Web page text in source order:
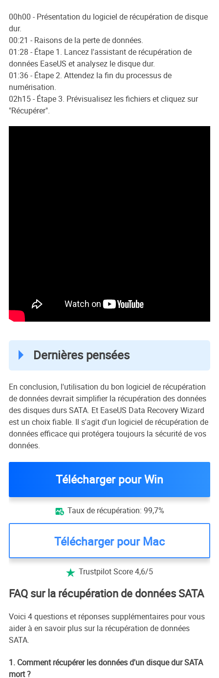
00h00 - Présentation du logiciel de récupération de disque
dur.
00:21 - Raisons de la perte de données.
01:28 - Étape 1. Lancez l'assistant de récupération de
données EaseUS et analysez le disque dur.
01:36 - Étape 2. Attendez la fin du processus de
numérisation.
02h15 - Étape 3. Prévisualisez les fichiers et cliquez sur
"Récupérer".
Dernières pensées
En conclusion, l'utilisation du bon logiciel de récupération
de données devrait simplifier la récupération des données
des disques durs SATA. Et EaseUS Data Recovery Wizard
est un choix fiable. Il s'agit d'un logiciel de récupération de
données efficace qui protégera toujours la sécurité de vos
données.
Télécharger pour Win
 Taux de récupération: 99,7%
Télécharger pour Mac
 Trustpilot Score 4,6/5
FAQ sur la récupération de données SATA
Voici 4 questions et réponses supplémentaires pour vous
aider à en savoir plus sur la récupération de données
SATA.
1. Comment récupérer les données d'un disque dur SATA
mort ?